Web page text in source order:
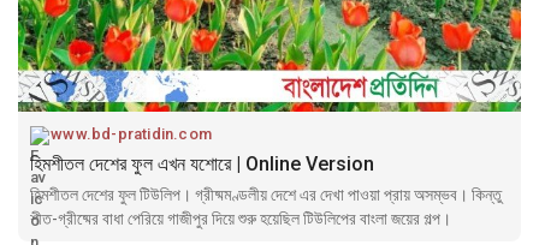
www.bd-pratidin.com
হিমশীতল দেশের ফুল এখন যশোরে | Online Version
হিমশীতল দেশের ফুল টিউলিপ। গ্রীষ্মমণ্ডলীয় দেশে এর দেখা পাওয়া প্রায় অসম্ভব। কিন্তু
শীত-গ্রীষ্মের বাধা পেরিয়ে গাজীপুর দিয়ে শুরু হয়েছিল টিউলিপের বাংলা জয়ের গল্প।